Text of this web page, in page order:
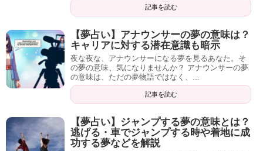
夢があなたに伝えてくれるメッセージを見逃さないように
最後までご覧いただき、ありがとうございました。
関連記事
関連記事 【夢占い】映画館の夢が持つ意味とは？一人映画や好きな人との映画鑑賞などシチュエーション別に解説します
記事を読む
【夢占い】アナウンサーの夢の意味は？
キャリアに対する潜在意識も暗示
夜な夜な、アナウンサーになる夢を見るあなた。そ
の夢の意味、気になりませんか？ アナウンサーの夢
の意味は、ただの夢物語ではなく、...
記事を読む
【夢占い】ジャンプする夢の意味とは？
逃げる・車でジャンプする時や着地に成
功する夢などを解説